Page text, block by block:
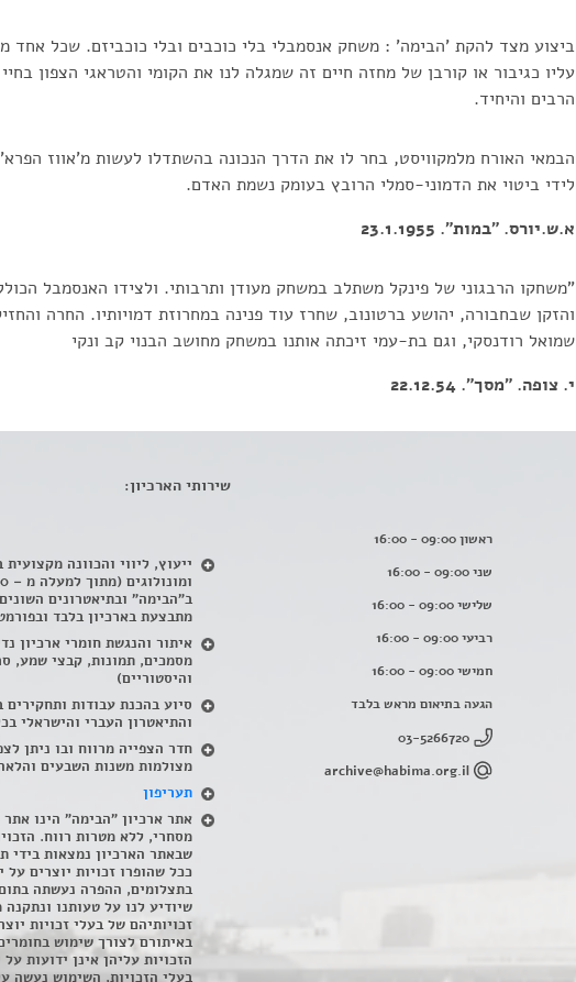
ביצוע מצד להקת 'הבימה' : משחק אנסמבלי בלי כוכבים ובלי כוכביזם. שכל אחד
עליו כגיבור או קורבן של מחזה חיים זה שמגלה לנו את הקומי והטראגי הצפון
הרבים והיחיד.
הבמאי האורח מלמקוויסט, בחר לו את הדרך הנכונה בהשתדלו לעשות מ'אווז
לידי ביטוי את הדמוני-סמלי הרובץ בעומק נשמת האדם.
א.ש.יורס. "במות". 23.1.1955
"משחקו הרבגוני של פינקל משתלב במשחק מעודן ותרבותי. ולצידו האנסמבל
והזקן שבחבורה, יהושע ברטונוב, שחרז עוד פנינה במחרוזת דמויותיו. החרה
שמואל רודנסקי, וגם בת-עמי זיכתה אותנו במשחק מחושב הבנוי קב ונקי
י. צופה. "מסך". 22.12.54
ראשון 09:00 - 16:00
שני 09:00 - 16:00
שלישי 09:00 - 16:00
רביעי 09:00 - 16:00
חמישי 09:00 - 16:00
הגעה בתיאום מראש בלבד
03-5266720
archive@habima.org.il
שירותי הארכיון:
ייעוץ, ליווי והכוונה
ב"הבימה" ובתיאטרונים
מתבצעת בארכיון בלבד
איתור והנגשת חומרי ארכיון
מסמכים, תמונות, קבצי שמע,
והיסטוריים)
סיוע בהכנת עבודות
והתיאטרון העברי והישראלי
מצולמות משנות השבעים
תעריפון
אתר ארכיון "הבימה" הינו אתר
מסחרי, ללא מטרות רווח.
שבאתר הארכיון נמצאות בידי
ככל שהופרו זכויות יוצרים על
בתצלומים, ההפרה נעשתה
שיודיע לנו על טעותנו
זכויותיהם של בעלי זכויות
באיתורם לצורך שימוש
הזכויות עליהן אינן ידועות